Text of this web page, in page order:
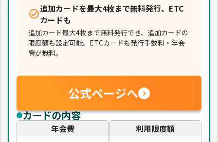
追加カードを最大4枚まで無料発行、ETC
カードも
追加カード最大4枚まで無料発行でき、追加カードの
限度額も設定可能。ETCカードも発行手数料・年会
費が無料。
公式ページへ
カードの内容
年会費
利用限度額